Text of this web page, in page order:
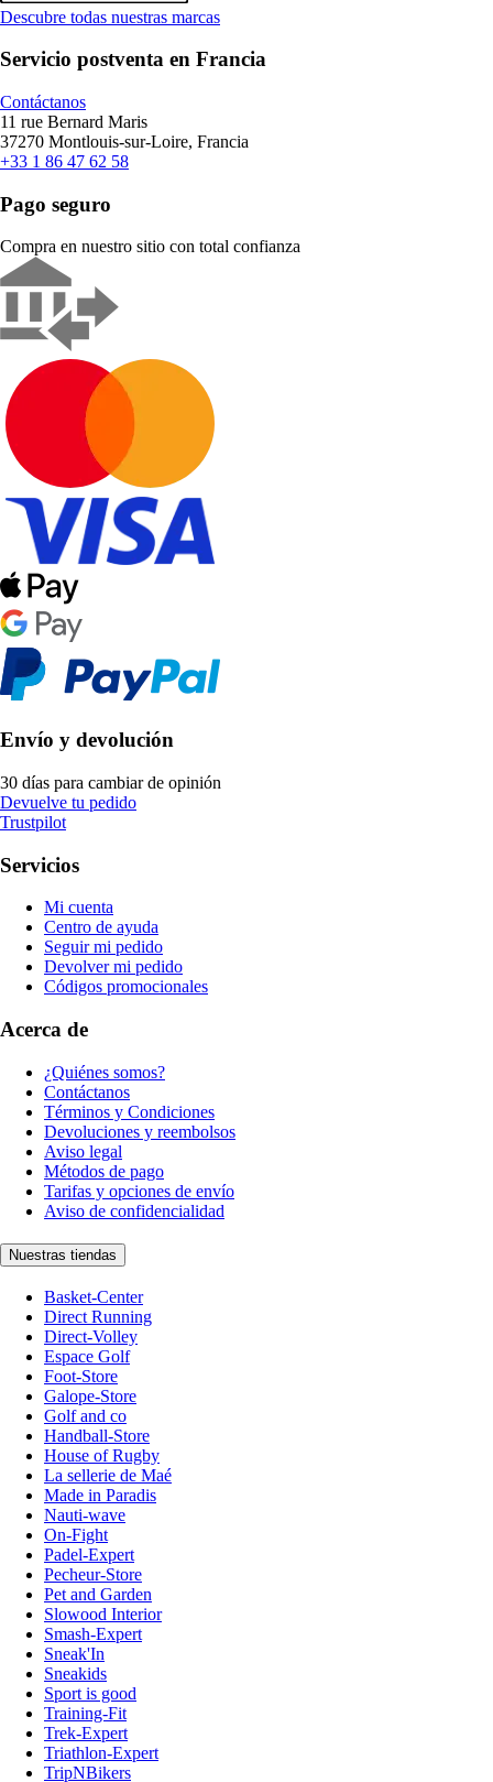
Descubre todas nuestras marcas
Servicio postventa en Francia
Contáctanos
11 rue Bernard Maris
37270 Montlouis-sur-Loire, Francia
+33 1 86 47 62 58
Pago seguro
Compra en nuestro sitio con total confianza
Envío y devolución
30 días para cambiar de opinión
Devuelve tu pedido
Trustpilot
Servicios
Mi cuenta
Centro de ayuda
Seguir mi pedido
Devolver mi pedido
Códigos promocionales
Acerca de
¿Quiénes somos?
Contáctanos
Términos y Condiciones
Devoluciones y reembolsos
Aviso legal
Métodos de pago
Tarifas y opciones de envío
Aviso de confidencialidad
Nuestras tiendas
Basket-Center
Direct Running
Direct-Volley
Espace Golf
Foot-Store
Galope-Store
Golf and co
Handball-Store
House of Rugby
La sellerie de Maé
Made in Paradis
Nauti-wave
On-Fight
Padel-Expert
Pecheur-Store
Pet and Garden
Slowood Interior
Smash-Expert
Sneak'In
Sneakids
Sport is good
Training-Fit
Trek-Expert
Triathlon-Expert
TripNBikers